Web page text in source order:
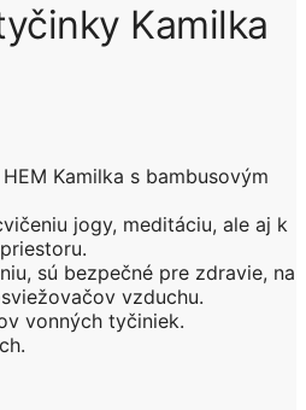
Kamilka
Kamilka s bambusovým
jogy, meditáciu, ale aj k
sú bezpečné pre zdravie, na
vzduchu.
vonných tyčiniek.